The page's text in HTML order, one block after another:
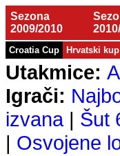
Sezona
2009/2010
Croatia Cup Hrvatski
Utakmice:
Igrači:
izvana| Šut
| Osvojene